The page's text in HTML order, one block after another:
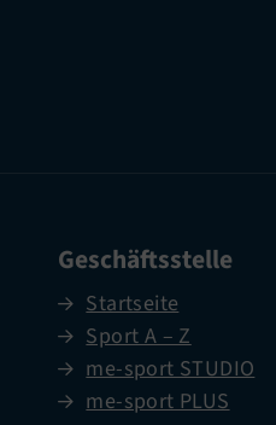
Geschäftsstelle
Startseite
Sport A – Z
me-sport STUDIO
me-sport PLUS